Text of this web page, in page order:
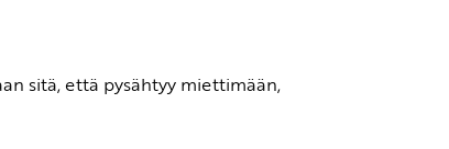
sitä, että pysähtyy miettimään,